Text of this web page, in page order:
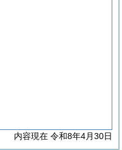
内容現在 令和8年4月30日